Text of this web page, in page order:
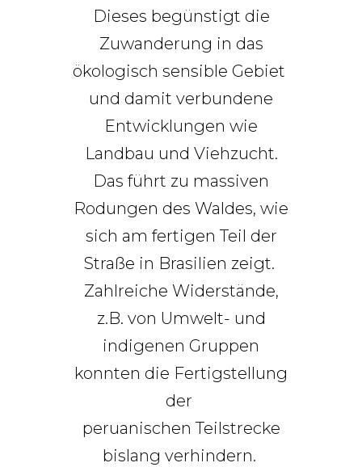
Dieses begünstigt die
Zuwanderung in das
ökologisch sensible Gebiet
und damit verbundene
Entwicklungen wie
Landbau und Viehzucht.
Das führt zu massiven
Rodungen des Waldes, wie
sich am fertigen Teil der
Straße in Brasilien zeigt.
Zahlreiche Widerstände,
z.B. von Umwelt- und
indigenen Gruppen
konnten die Fertigstellung
der
peruanischen Teilstrecke
bislang verhindern.